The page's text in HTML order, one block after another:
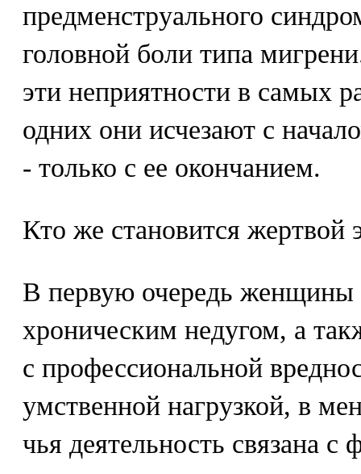
предменструального
головной боли типа
эти неприятности в самых
одних они исчезают с
- только с ее окончанием.
Кто же становится жертвой
В первую очередь женщины
хроническим недугом, а
с профессиональной
умственной нагрузкой, в
чья деятельность связана